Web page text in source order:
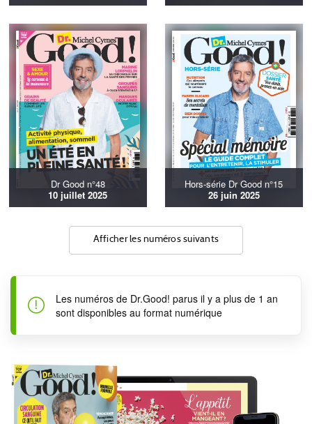
Dr Good n°48
10 juillet 2025
Hors-série Dr Good n°15
26 juin 2025
Afficher les numéros suivants
Les numéros de Dr.Good! parus il y a plus de 1 an
sont disponibles au format numérique